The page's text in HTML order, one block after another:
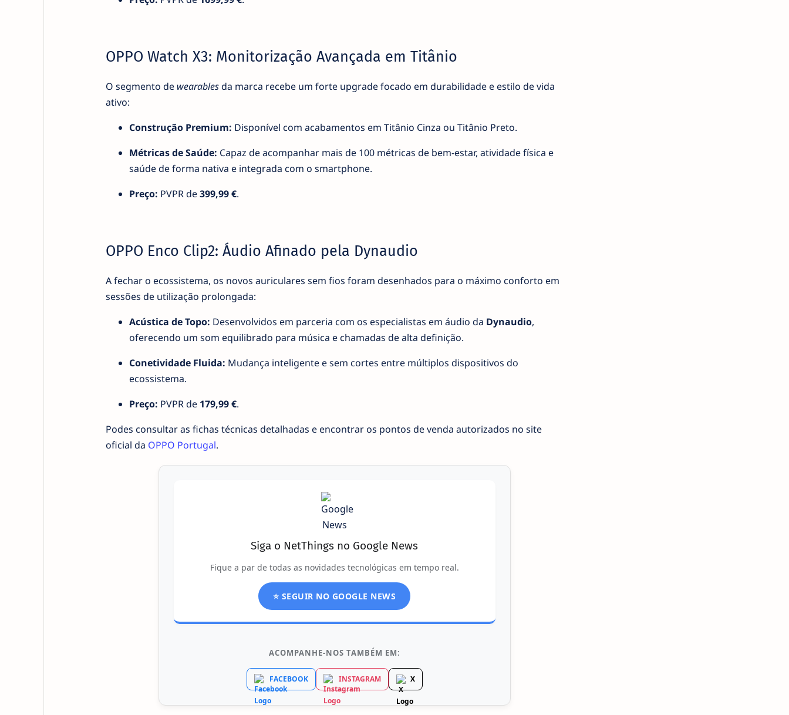
OPPO Watch X3: Monitorização Avançada em Titânio
O segmento de wearablesda marca recebe um forte upgrade focado em durabilidade e estilo de vida
ativo:
Construção Premium: Disponível com acabamentos em Titânio Cinza ou Titânio Preto.
Métricas de Saúde: Capaz de acompanhar mais de 100 métricas de bem-estar, atividade física e
saúde de forma nativa e integrada com o smartphone.
Preço: PVPR de399,99 €.
OPPO Enco Clip2: Áudio Afinado pela Dynaudio
A fechar o ecossistema, os novos auriculares sem fios foram desenhados para o máximo conforto em
sessões de utilização prolongada:
Acústica de Topo: Desenvolvidos em parceria com os especialistas em áudio da Dynaudio,
oferecendo um som equilibrado para música e chamadas de alta definição.
Conetividade Fluida: Mudança inteligente e sem cortes entre múltiplos dispositivos do
ecossistema.
Preço: PVPR de 179,99 €.
Podes consultar as fichas técnicas detalhadas e encontrar os pontos de venda autorizados no site
oficial da OPPO Portugal.
Siga o NetThings no Google News
Fique a par de todas as novidades tecnológicas em tempo real.
⭐ SEGUIR NO GOOGLE NEWS
ACOMPANHE-NOS TAMBÉM EM:
FACEBOOK INSTAGRAM X